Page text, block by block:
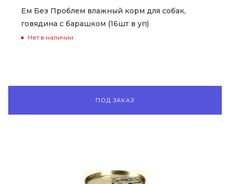
Ем Без Проблем влажный корм для собак,
говядина с барашком (16шт в уп)
Нет в наличии
ПОД ЗАКАЗ